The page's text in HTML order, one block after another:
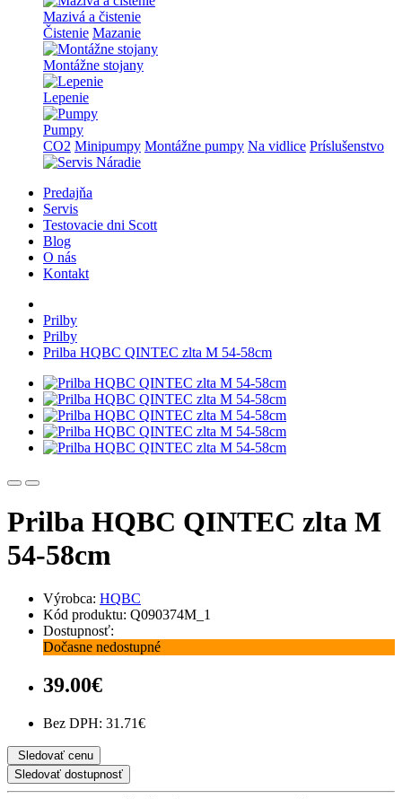
Mazivá a čistenie
Čistenie Mazanie
Montážne stojany
Lepenie
Pumpy
CO2 Minipumpy Montážne pumpy Na vidlice Príslušenstvo
Predajňa
Servis
Testovacie dni Scott
Blog
O nás
Kontakt
Prilby
Prilby
Prilba HQBC QINTEC zlta M 54-58cm
Prilba HQBC QINTEC zlta M
54-58cm
Výrobca: HQBC
Kód produktu: Q090374M_1
Dostupnosť:
Dočasne nedostupné
39.00€
Bez DPH: 31.71€
Sledovať cenu
Sledovať dostupnosť